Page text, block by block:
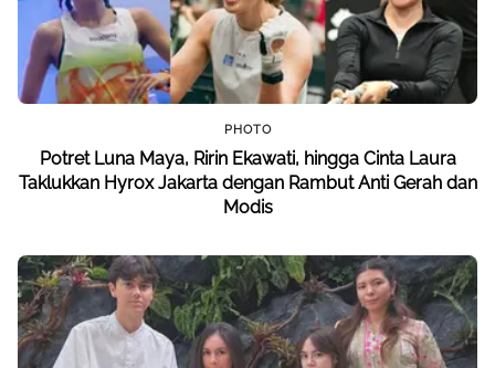
PHOTO
Potret Luna Maya, Ririn Ekawati, hingga Cinta Laura
Taklukkan Hyrox Jakarta dengan Rambut Anti Gerah dan
Modis